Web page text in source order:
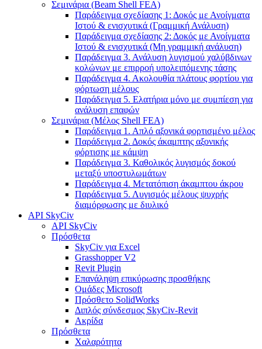
Σεμινάρια (Beam Shell FEA)
Παράδειγμα σχεδίασης 1: Δοκός με Ανοίγματα
Ιστού & ενισχυτικά (Γραμμική Ανάλυση)
Παράδειγμα σχεδίασης 2: Δοκός με Ανοίγματα
Ιστού & ενισχυτικά (Μη γραμμική ανάλυση)
Παράδειγμα 3. Ανάλυση λυγισμού χαλύβδινων
κολώνων με επιρροή υπολειπόμενης τάσης
Παράδειγμα 4. Ακολουθία πλάτους φορτίου για
φόρτωση μέλους
Παράδειγμα 5. Ελατήρια μόνο με συμπίεση για
ανάλυση επαφών
Σεμινάρια (Μέλος Shell FEA)
Παράδειγμα 1. Απλό αξονικά φορτισμένο μέλος
Παράδειγμα 2. Δοκός άκαμπτης αξονικής
φόρτισης με κάμψη
Παράδειγμα 3. Καθολικός λυγισμός δοκού
μεταξύ υποστυλωμάτων
Παράδειγμα 4. Μετατόπιση άκαμπτου άκρου
Παράδειγμα 5. Λυγισμός μέλους ψυχρής
διαμόρφωσης με διυλικό
API SkyCiv
API SkyCiv
Πρόσθετα
SkyCiv για Excel
Grasshopper V2
Revit Plugin
Επανάληψη επικύρωσης προσθήκης
Ομάδες Microsoft
Πρόσθετο SolidWorks
Διπλός σύνδεσμος SkyCiv-Revit
Ακρίδα
Πρόσθετα
Χαλαρότητα